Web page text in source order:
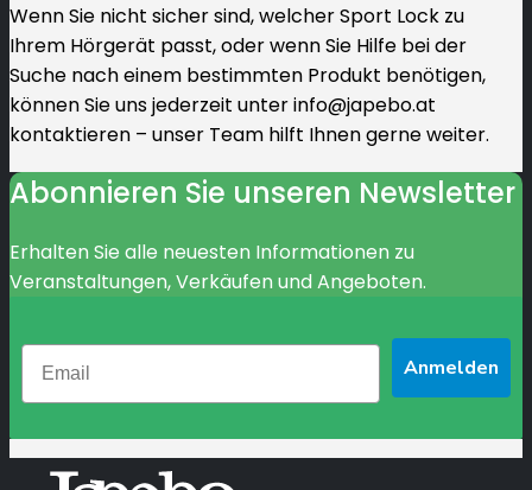
Wenn Sie nicht sicher sind, welcher Sport Lock zu
Ihrem Hörgerät passt, oder wenn Sie Hilfe bei der
Suche nach einem bestimmten Produkt benötigen,
können Sie uns jederzeit unter info@japebo.at
kontaktieren – unser Team hilft Ihnen gerne weiter.
Abonnieren Sie unseren Newsletter
Erhalten Sie alle neuesten Informationen zu
Veranstaltungen, Verkäufen und Angeboten.
Anmelden